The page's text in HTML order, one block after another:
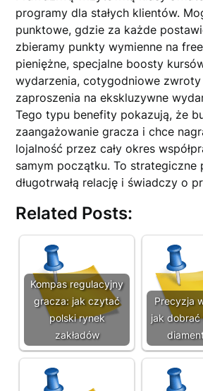
programy dla stałych klientów.
punktowe, gdzie za każde
zbieramy punkty wymienne na
pieniężne, specjalne boosty
wydarzenia, cotygodniowe
zaproszenia na ekskluzywne
Tego typu benefity pokazują, że
zaangażowanie gracza i chce
lojalność przez cały okres
samym początku. To strategiczne
długotrwałą relację i świadczy o
Related Posts:
Kompas regulacyjny
gracza: jak czytać
polski rynek
zakładów
Precyzja
jak